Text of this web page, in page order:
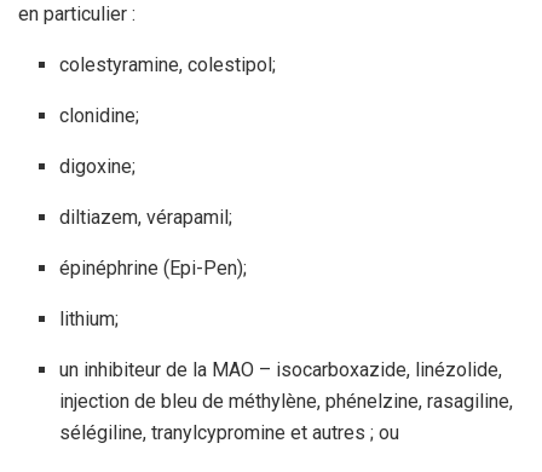
en particulier :
colestyramine, colestipol;
clonidine;
digoxine;
diltiazem, vérapamil;
épinéphrine (Epi-Pen);
lithium;
un inhibiteur de la MAO – isocarboxazide, linézolide,
injection de bleu de méthylène, phénelzine, rasagiline,
sélégiline, tranylcypromine et autres ; ou